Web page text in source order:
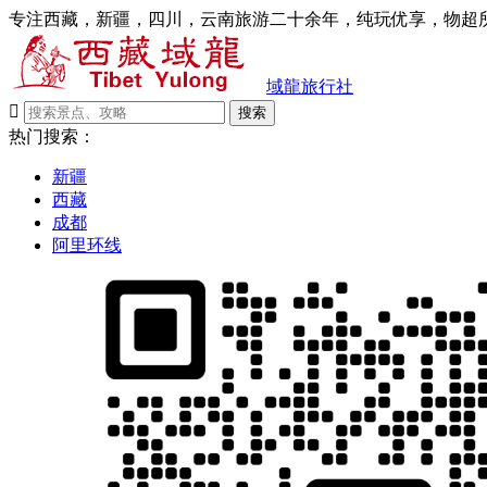
专注西藏，新疆，四川，云南旅游二十余年，纯玩优享，物超
域龍旅行社

搜索
热门搜索：
新疆
西藏
成都
阿里环线